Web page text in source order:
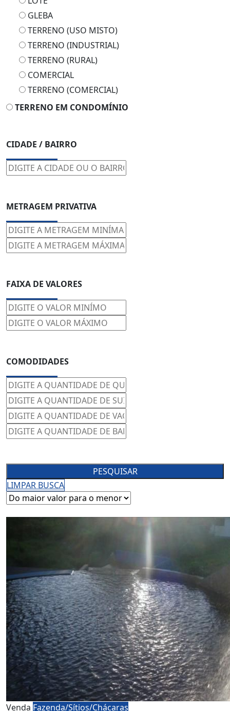
GLEBA
TERRENO (USO MISTO)
TERRENO (INDUSTRIAL)
TERRENO (RURAL)
COMERCIAL
TERRENO (COMERCIAL)
TERRENO EM CONDOMÍNIO
CIDADE / BAIRRO
METRAGEM PRIVATIVA
FAIXA DE VALORES
COMODIDADES
PESQUISAR
LIMPAR BUSCA
Venda Fazenda/Sítios/Chácaras